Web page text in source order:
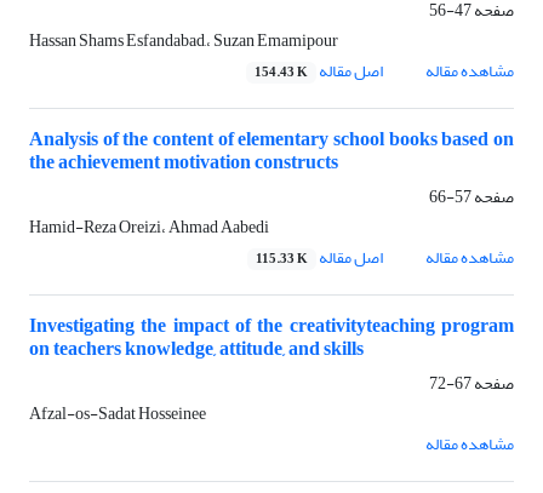
صفحه47-56
Hassan Shams Esfandabad,، Suzan Emamipour
مشاهده مقاله
اصل مقاله 154.43 K
Analysis of the content of elementary school books based on
the achievement motivation constructs
صفحه57-66
Hamid-Reza Oreizi، Ahmad Aabedi
مشاهده مقاله
اصل مقاله 115.33 K
Investigating the impact of the creativityteaching program
on teachers knowledge, attitude, and skills
صفحه67-72
Afzal-os-Sadat Hosseinee
مشاهده مقاله